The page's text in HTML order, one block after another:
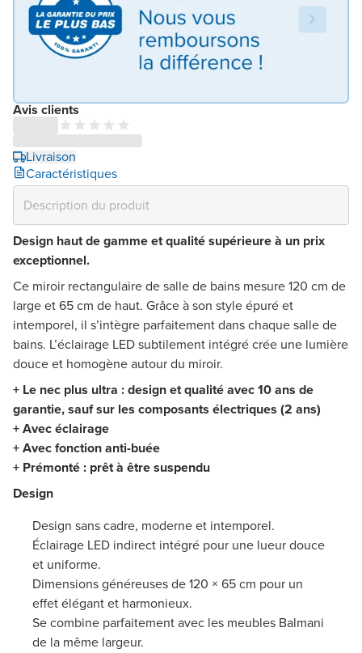
Avis clients
Livraison
Caractéristiques
Design haut de gamme et qualité supérieure à un prix
exceptionnel.
Ce miroir rectangulaire de salle de bains mesure 120 cm de
large et 65 cm de haut. Grâce à son style épuré et
intemporel, il s’intègre parfaitement dans chaque salle de
bains. L’éclairage LED subtilement intégré crée une lumière
douce et homogène autour du miroir.
+ Le nec plus ultra : design et qualité avec 10 ans de
garantie, sauf sur les composants électriques (2 ans)
+ Avec éclairage
+ Avec fonction anti-buée
+ Prémonté : prêt à être suspendu
Design
Design sans cadre, moderne et intemporel.
Éclairage LED indirect intégré pour une lueur douce
et uniforme.
Dimensions généreuses de 120 × 65 cm pour un
effet élégant et harmonieux.
Se combine parfaitement avec les meubles Balmani
de la même largeur.